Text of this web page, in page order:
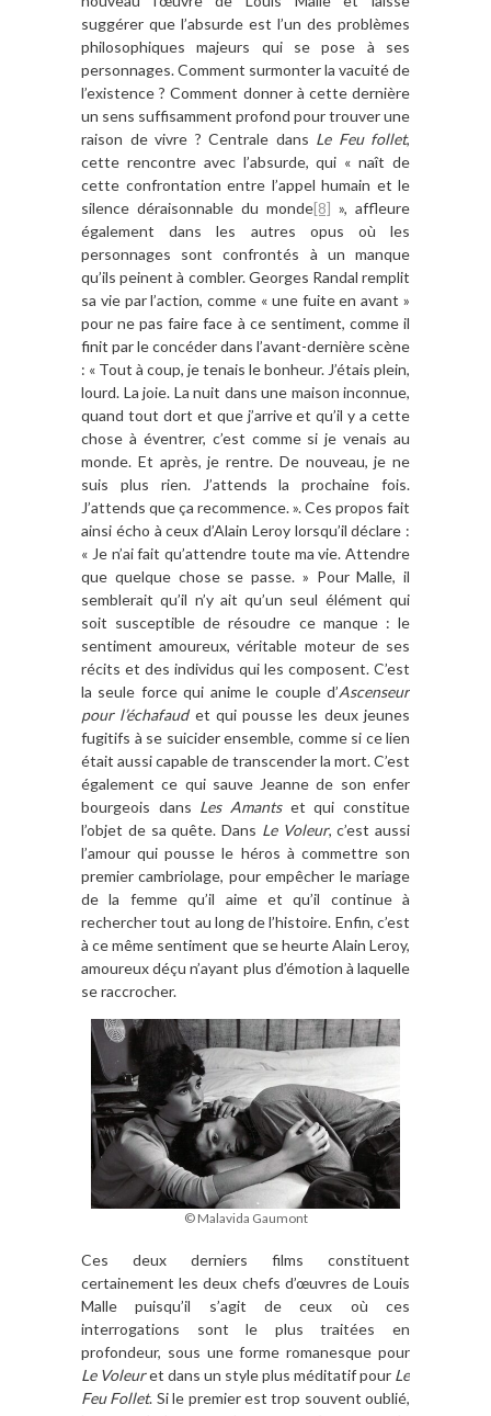
suggérer que l’absurde est l’un des problèmes
philosophiques majeurs qui se pose à ses
personnages. Comment surmonter la vacuité de
l’existence ? Comment donner à cette dernière
un sens suffisamment profond pour trouver une
raison de vivre ? Centrale dans Le Feu follet,
cette rencontre avec l’absurde, qui « naît de
cette confrontation entre l’appel humain et le
silence déraisonnable du monde[8] », affleure
également dans les autres opus où les
personnages sont confrontés à un manque
qu’ils peinent à combler. Georges Randal remplit
sa vie par l’action, comme « une fuite en avant »
pour ne pas faire face à ce sentiment, comme il
finit par le concéder dans l’avant-dernière scène
: « Tout à coup, je tenais le bonheur. J’étais plein,
lourd. La joie. La nuit dans une maison inconnue,
quand tout dort et que j’arrive et qu’il y a cette
chose à éventrer, c’est comme si je venais au
monde. Et après, je rentre. De nouveau, je ne
suis plus rien. J’attends la prochaine fois.
J’attends que ça recommence. ». Ces propos fait
ainsi écho à ceux d’Alain Leroy lorsqu’il déclare :
« Je n’ai fait qu’attendre toute ma vie. Attendre
que quelque chose se passe. » Pour Malle, il
semblerait qu’il n’y ait qu’un seul élément qui
soit susceptible de résoudre ce manque : le
sentiment amoureux, véritable moteur de ses
récits et des individus qui les composent. C’est
la seule force qui anime le couple d’Ascenseur
pour l’échafaud et qui pousse les deux jeunes
fugitifs à se suicider ensemble, comme si ce lien
était aussi capable de transcender la mort. C’est
également ce qui sauve Jeanne de son enfer
bourgeois dans Les Amants et qui constitue
l’objet de sa quête. Dans Le Voleur, c’est aussi
l’amour qui pousse le héros à commettre son
premier cambriolage, pour empêcher le mariage
de la femme qu’il aime et qu’il continue à
rechercher tout au long de l’histoire. Enfin, c’est
à ce même sentiment que se heurte Alain Leroy,
amoureux déçu n’ayant plus d’émotion à laquelle
se raccrocher.
© Malavida Gaumont
Ces deux derniers films constituent
certainement les deux chefs d’œuvres de Louis
Malle puisqu’il s’agit de ceux où ces
interrogations sont le plus traitées en
profondeur, sous une forme romanesque pour
Le Voleuret dans un style plus méditatif pour Le
Feu Follet. Si le premier est trop souvent oublié,